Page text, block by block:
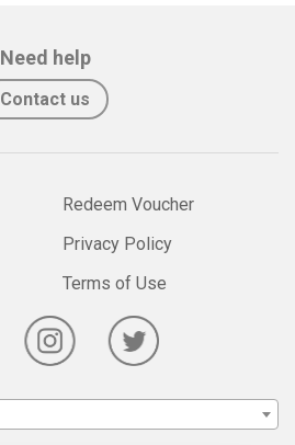
Need help
Contact us
Redeem Voucher
Privacy Policy
Terms of Use